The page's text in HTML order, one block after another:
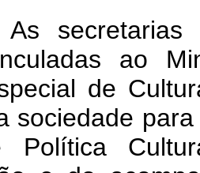
secretarias
ao
de
sociedade
Política